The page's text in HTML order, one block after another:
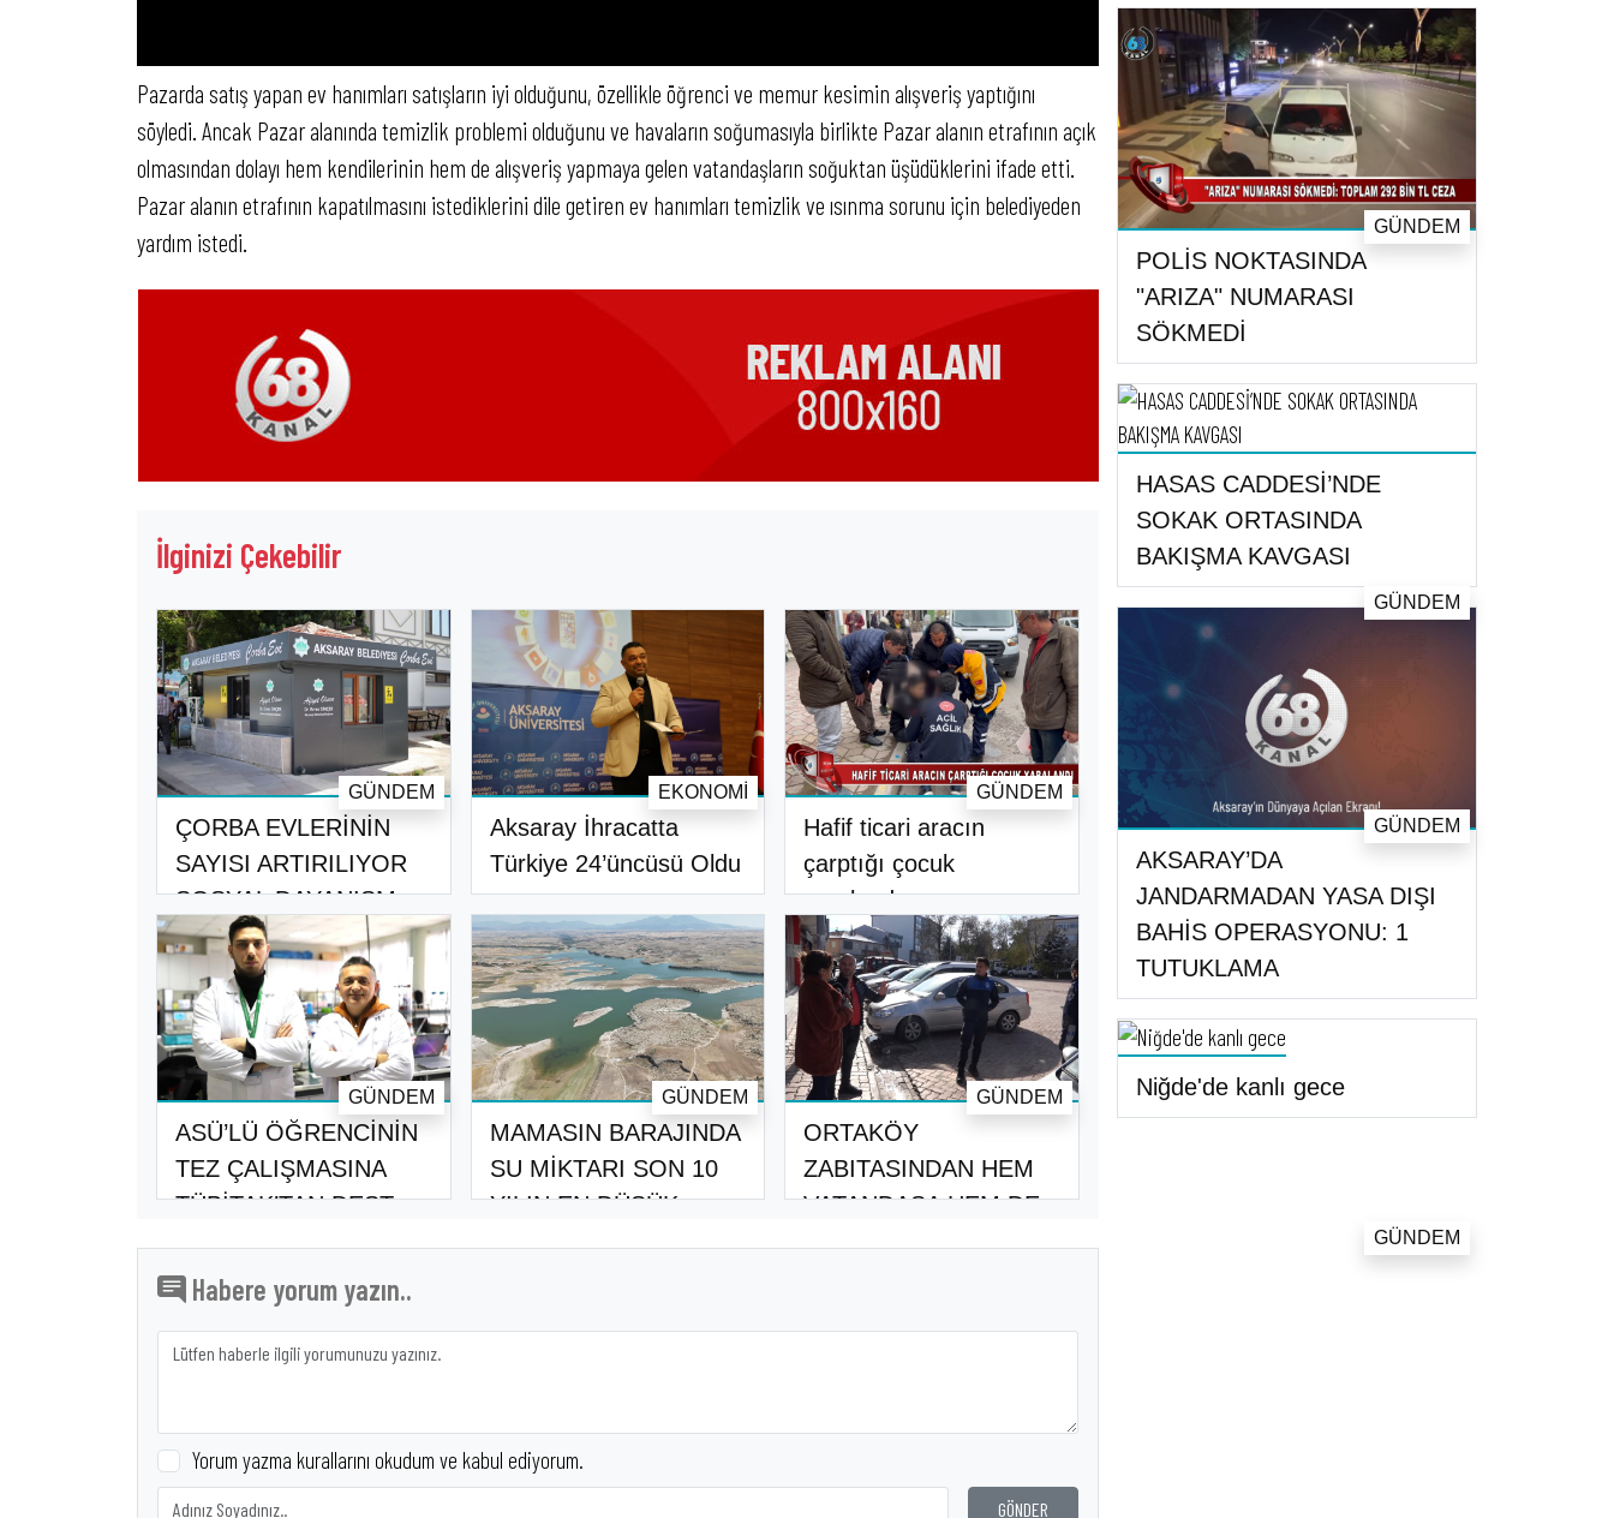
Pazarda satış yapan ev hanımları satışların iyi olduğunu, özellikle öğrenci ve memur kesimin alışveriş yaptığını
söyledi. Ancak Pazar alanında temizlik problemi olduğunu ve havaların soğumasıyla birlikte Pazar alanın etrafının açık
olmasından dolayı hem kendilerinin hem de alışveriş yapmaya gelen vatandaşların soğuktan üşüdüklerini ifade etti.
Pazar alanın etrafının kapatılmasını istediklerini dile getiren ev hanımları temizlik ve ısınma sorunu için belediyeden
yardım istedi.
İlginizi Çekebilir
ÇORBA EVLERİNİN
SAYISI ARTIRILIYOR
SOSYAL DAYANIŞM..
GÜNDEM
Aksaray İhracatta
Türkiye 24’üncüsü Oldu
EKONOMI
Hafif ticari aracın
çarptığı çocuk
yaralandı..
GÜNDEM
ASÜ’LÜ ÖĞRENCİNİN
TEZ ÇALIŞMASINA
TÜBİTAK’TAN DEST..
GÜNDEM
MAMASIN BARAJINDA
SU MİKTARI SON 10
YILIN EN DÜŞÜK..
GÜNDEM
ORTAKÖY
ZABITASINDAN HEM
VATANDAŞA HEM DE
GÜNDEM
Habere yorum yazın..
Yorum yazma kurallarını okudum ve kabul ediyorum.
GÖNDER
POLİS NOKTASINDA
"ARIZA" NUMARASI
SÖKMEDİ
GÜNDEM
HASAS CADDESİ’NDE
SOKAK ORTASINDA
BAKIŞMA KAVGASI
GÜNDEM
AKSARAY’DA
JANDARMADAN YASA DIŞI
BAHİS OPERASYONU: 1
TUTUKLAMA
GÜNDEM
Niğde'de kanlı gece
GÜNDEM